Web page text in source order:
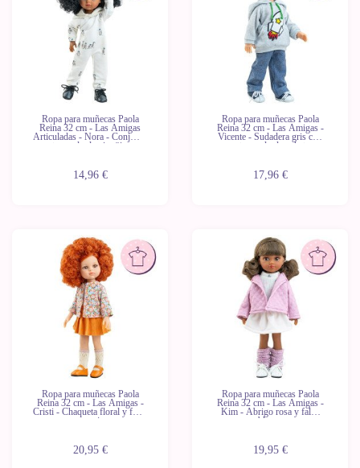
Ropa para muñecas Paola
Reina 32 cm - Las Amigas
Articuladas - Nora - Conjunto
estampado de pingüinos
14,96 €
Ropa para muñecas Paola
Reina 32 cm - Las Amigas -
Vicente - Sudadera gris con
estampado de cohete
17,96 €
Ropa para muñecas Paola
Reina 32 cm - Las Amigas -
Cristi - Chaqueta floral y falda
naranja
20,95 €
Ropa para muñecas Paola
Reina 32 cm - Las Amigas -
Kim - Abrigo rosa y falda
blanca
19,95 €